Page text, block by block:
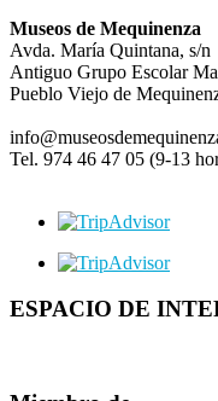
Museos de Mequinenza
Avda. María Quintana, s/n
Antiguo Grupo Escolar
Pueblo Viejo de
Tel. 974 46 47 05 (9-13
ESPACIO DE